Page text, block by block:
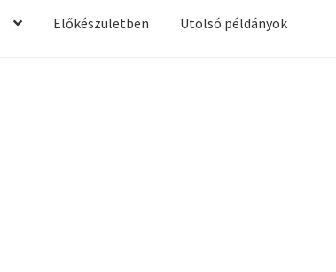
Előkészületben Utolsó példányok